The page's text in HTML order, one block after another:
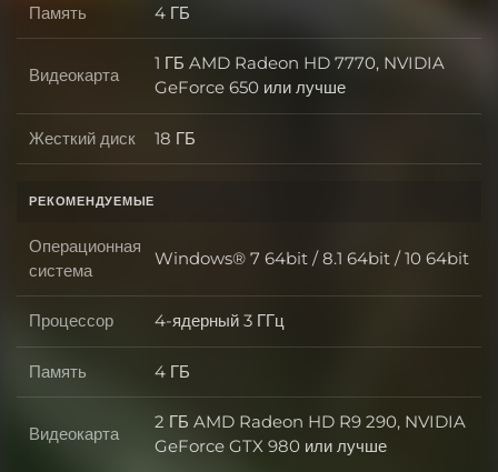
Память Память
4 ГБ
Видеокарта Видеокарта
1 ГБ AMD Radeon HD 7770, NVIDIA
GeForce 650 или лучше
Жесткий диск Жесткий диск
18 ГБ
РЕКОМЕНДУЕМЫЕ
Операционная
система
Операционная система
Windows® 7 64bit / 8.1 64bit / 10 64bit
Процессор Процессор
4-ядерный 3 ГГц
Память Память
4 ГБ
Видеокарта Видеокарта
2 ГБ AMD Radeon HD R9 290, NVIDIA
GeForce GTX 980 или лучше